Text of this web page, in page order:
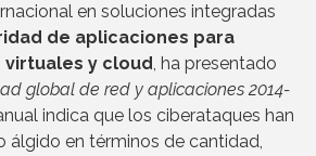
en soluciones integradas
de aplicaciones para
y cloud, ha presentado
global de red y aplicaciones 2014-
indica que los ciberataques han
álgido en términos de cantidad,